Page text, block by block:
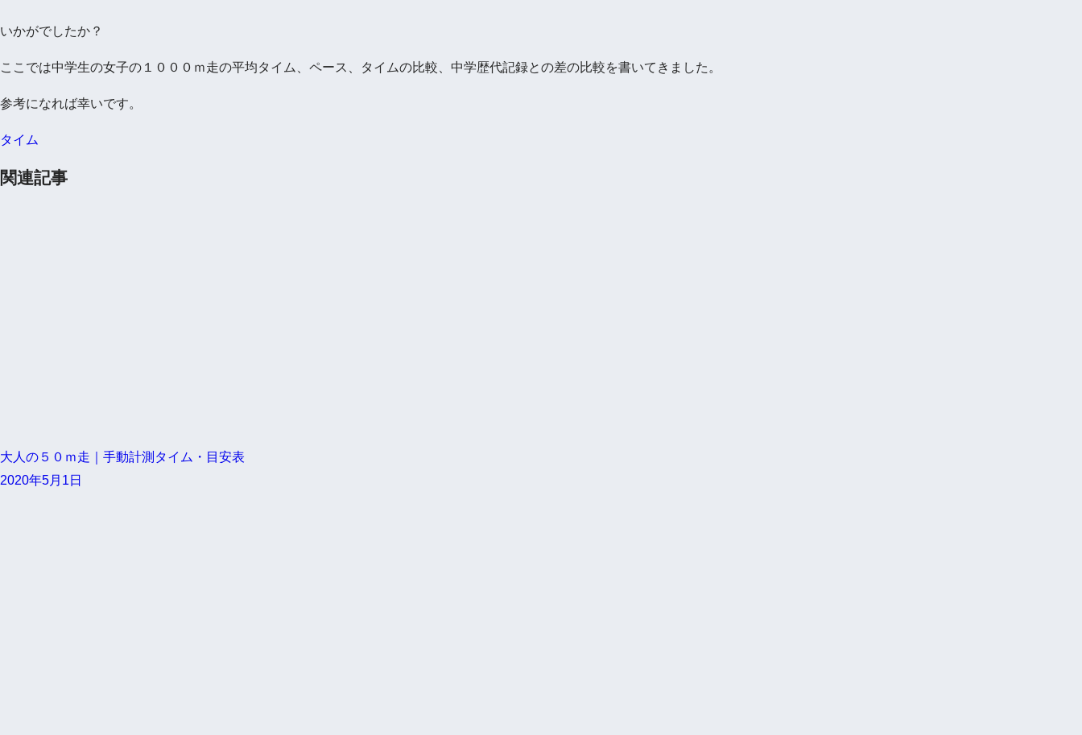
いかがでしたか？
ここでは中学生の女子の１０００ｍ走の平均タイム、ペース、タイムの比較、中学歴代記録との差の比較を書いてきました。
参考になれば幸いです。
タイム
関連記事
大人の５０ｍ走｜手動計測タイム・目安表
2020年5月1日